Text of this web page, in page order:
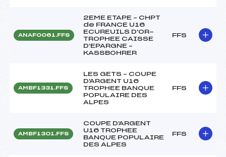
ANAF0061.FFS
2EME ETAPE – CHPT
de FRANCE U16
ECUREUILS D'OR-
TROPHEE CAISSE
D'EPARGNE –
KASSBOHRER
FFS
AMBF1331.FFS
LES GETS – COUPE
D'ARGENT U16
TROPHEE BANQUE
POPULAIRE DES
ALPES
FFS
AMBF1301.FFS
COUPE D'ARGENT
U16 TROPHEE
BANQUE POPULAIRE
DES ALPES
FFS